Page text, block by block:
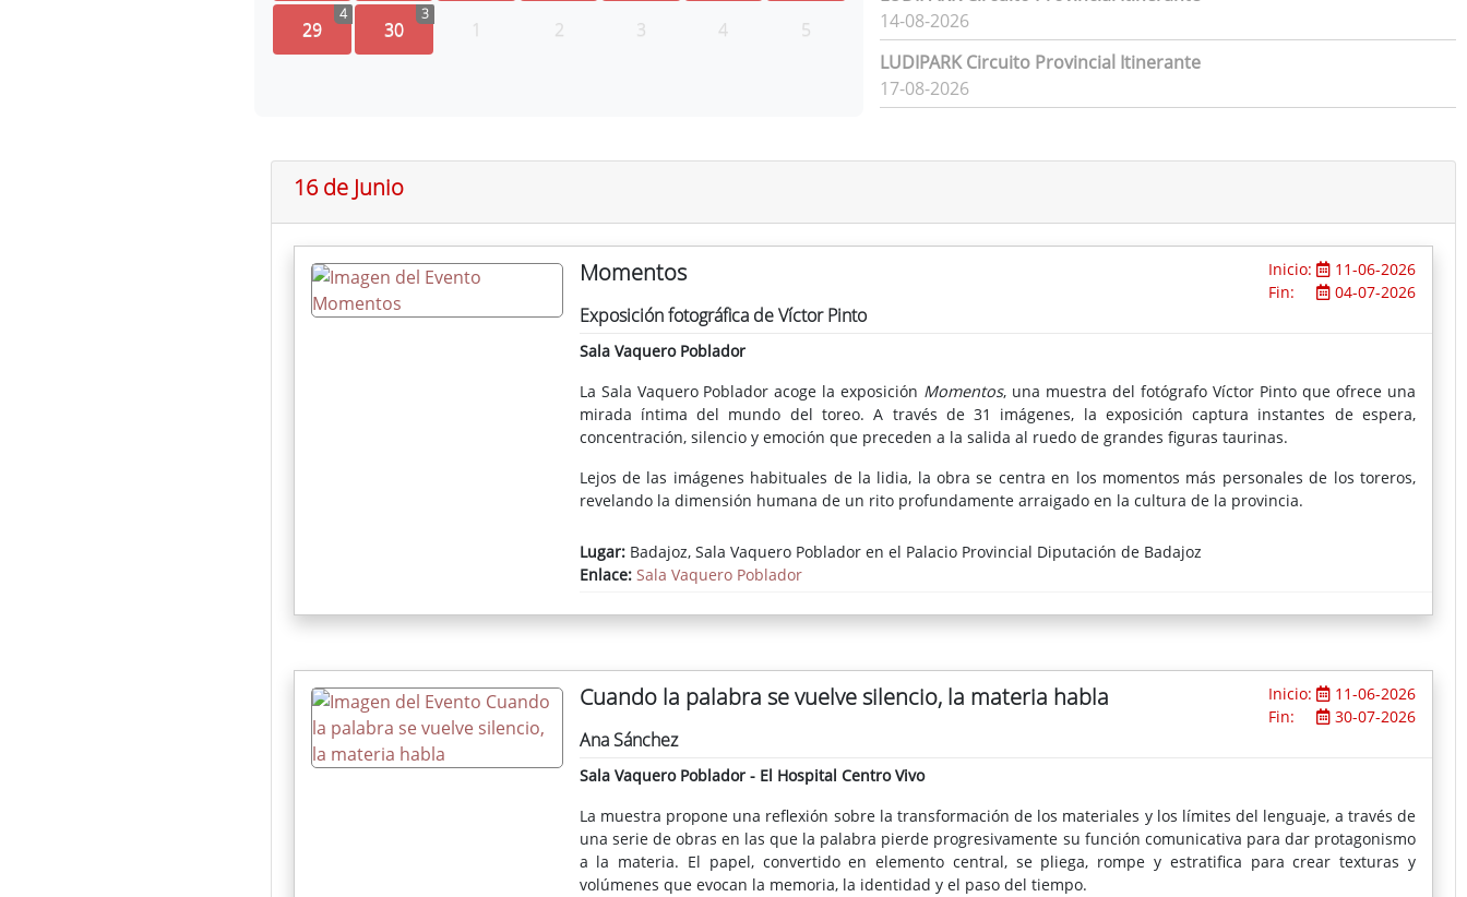
29
4
30
3
1 2 3 4 5
14-08-2026
LUDIPARK Circuito Provincial Itinerante
17-08-2026
16 de Junio
Momentos Inicio:
11-06-2026
Fin:
04-07-2026
Exposición fotográfica de Víctor Pinto
Sala Vaquero Poblador
La Sala Vaquero Poblador acoge la exposición Momentos, una muestra del fotógrafo Víctor Pinto que ofrece una
mirada íntima del mundo del toreo. A través de 31 imágenes, la exposición captura instantes de espera,
concentración, silencio y emoción que preceden a la salida al ruedo de grandes figuras taurinas.
Lejos de las imágenes habituales de la lidia, la obra se centra en los momentos más personales de los toreros,
revelando la dimensión humana de un rito profundamente arraigado en la cultura de la provincia.
Lugar:Badajoz, Sala Vaquero Poblador en el Palacio Provincial Diputación de Badajoz
Enlace: Sala Vaquero Poblador
Cuando la palabra se vuelve silencio, la materia habla Inicio:
11-06-2026
Fin:
30-07-2026
Ana Sánchez
Sala Vaquero Poblador - El Hospital Centro Vivo
La muestra propone una reflexión sobre la transformación de los materiales y los límites del lenguaje, a través de
una serie de obras en las que la palabra pierde progresivamente su función comunicativa para dar protagonismo
a la materia. El papel, convertido en elemento central, se pliega, rompe y estratifica para crear texturas y
volúmenes que evocan la memoria, la identidad y el paso del tiempo.